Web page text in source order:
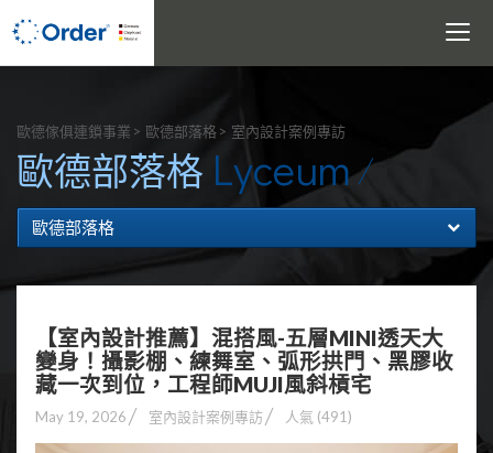
Toggle
歐德傢俱連鎖事業 歐德部落格 室內設計案例專訪
歐德部落格 Lyceum
歐德部落格
【室內設計推薦】混搭風-五層MINI透天大
變身！攝影棚、練舞室、弧形拱門、黑膠收
藏一次到位，工程師MUJI風斜槓宅
May 19, 2026 室內設計案例專訪 人氣 (491)